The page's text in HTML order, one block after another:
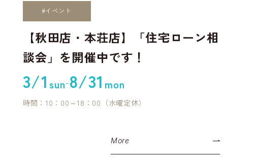
#イベント
【秋田店・本荘店】「住宅ローン相
談会」を開催中です！
3/1 sun-8/31 mon
時間：10：00～18：00（水曜定休）
More